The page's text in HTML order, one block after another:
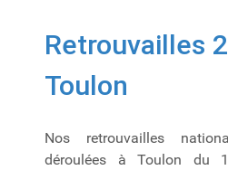
Retrouvailles
Toulon
Nos retrouvailles
déroulées à Toulon du